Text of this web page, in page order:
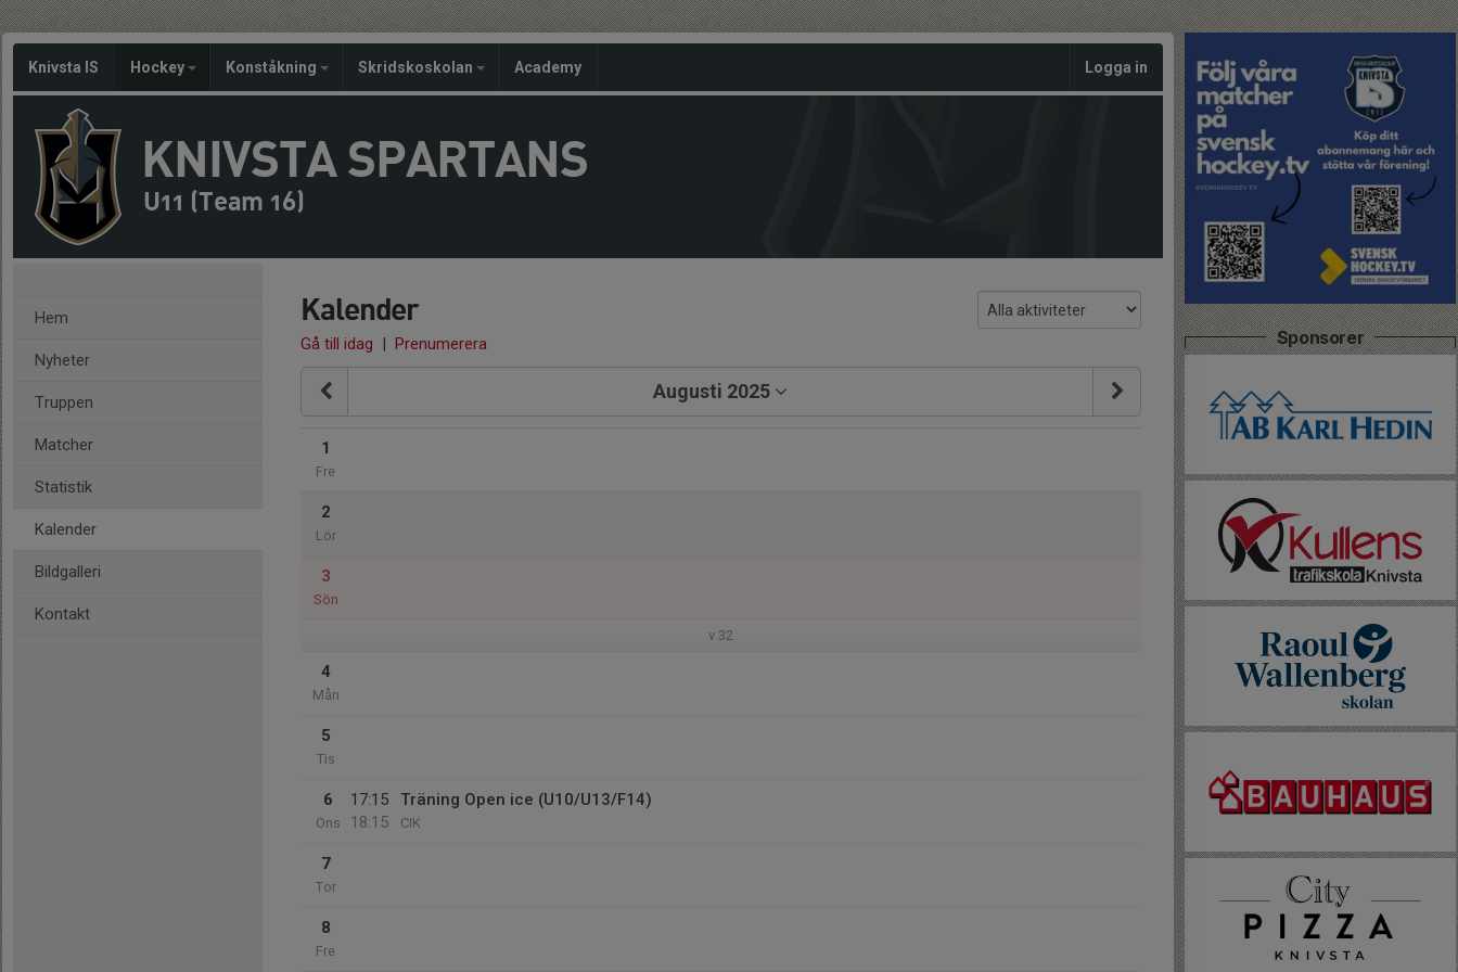
Knivsta IS Hockey Konståkning Skridskoskolan Academy Logga in
KNIVSTA SPARTANS
U11 (Team 16)
Hem
Nyheter
Truppen
Matcher
Statistik
Kalender
Bildgalleri
Kontakt
Kalender
Gå till idag | Prenumerera
Augusti 2025
1
Fre
2
Lör
3
Sön
v.32
4
Mån
5
Tis
6
Ons
17:15
18:15
Träning Open ice (U10/U13/F14)
CIK
7
Tor
8
Fre
Sponsorer